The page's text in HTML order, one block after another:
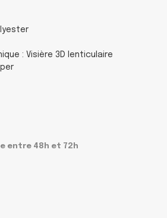
: Visière 3D lenticulaire
entre 48h et 72h